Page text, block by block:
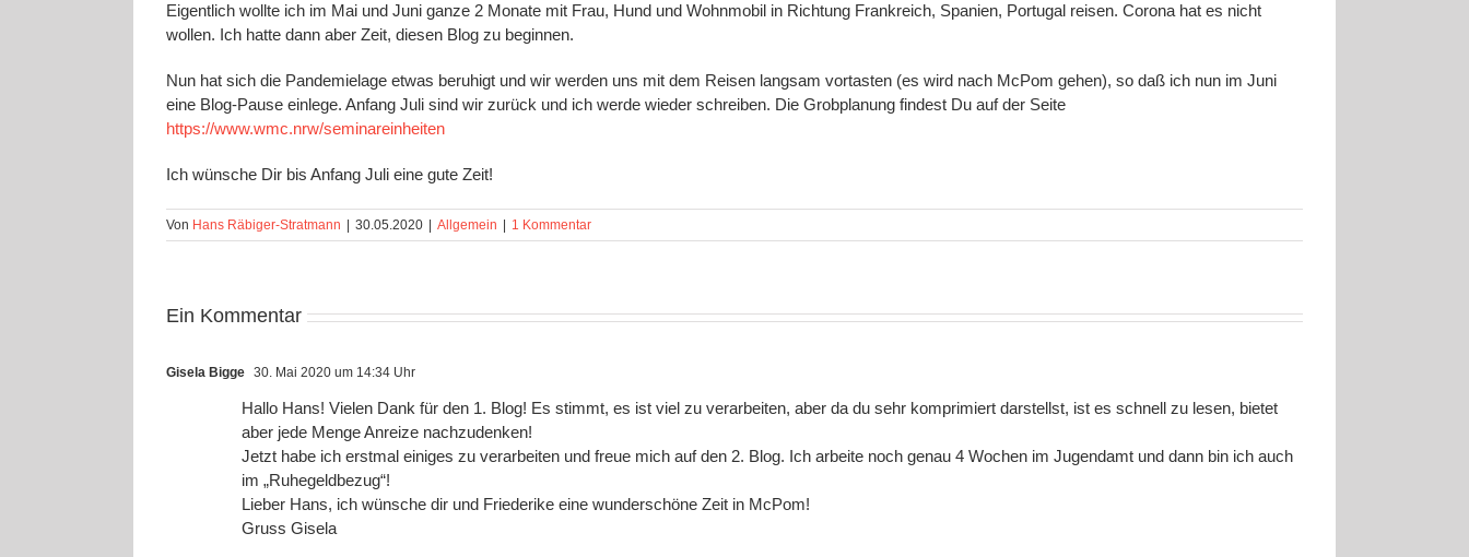
Eigentlich wollte ich im Mai und Juni ganze 2 Monate mit Frau, Hund und Wohnmobil in Richtung Frankreich, Spanien, Portugal reisen. Corona hat es nicht
wollen. Ich hatte dann aber Zeit, diesen Blog zu beginnen.
Nun hat sich die Pandemielage etwas beruhigt und wir werden uns mit dem Reisen langsam vortasten (es wird nach McPom gehen), so daß ich nun im Juni
eine Blog-Pause einlege. Anfang Juli sind wir zurück und ich werde wieder schreiben. Die Grobplanung findest Du auf der Seite
https://www.wmc.nrw/seminareinheiten
Ich wünsche Dir bis Anfang Juli eine gute Zeit!
Von Hans Räbiger-Stratmann 30.05.2020 Allgemein 1 Kommentar
Ein Kommentar
Gisela Bigge 30. Mai 2020 um 14:34 Uhr
Hallo Hans! Vielen Dank für den 1. Blog! Es stimmt, es ist viel zu verarbeiten, aber da du sehr komprimiert darstellst, ist es schnell zu lesen, bietet
aber jede Menge Anreize nachzudenken!
Jetzt habe ich erstmal einiges zu verarbeiten und freue mich auf den 2. Blog. Ich arbeite noch genau 4 Wochen im Jugendamt und dann bin ich auch
im „Ruhegeldbezug“!
Lieber Hans, ich wünsche dir und Friederike eine wunderschöne Zeit in McPom!
Gruss Gisela